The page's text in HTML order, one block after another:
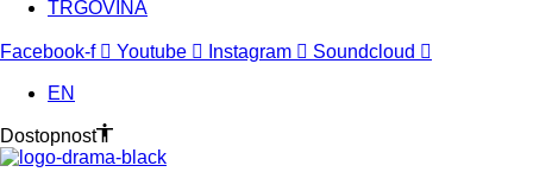
TRGOVINA
Facebook-f Youtube Instagram Soundcloud
EN
Dostopnost